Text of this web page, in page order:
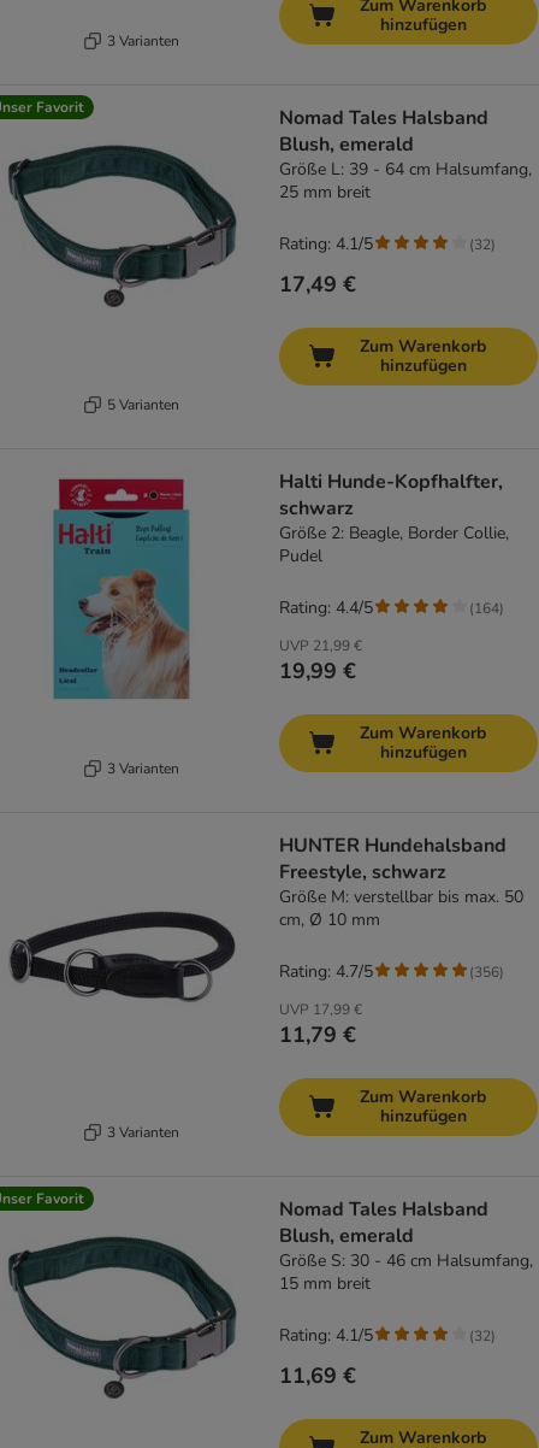
3 Varianten
Zum Warenkorb
hinzufügen
Favorit
5 Varianten
Nomad Tales Halsband
Blush, emerald
Größe L: 39 - 64 cm Halsumfang,
25 mm breit
17,49 €
Rating: 4.1/5 (32)
Zum Warenkorb
hinzufügen
3 Varianten
Halti Hunde-Kopfhalfter,
schwarz
Größe 2: Beagle, Border Collie,
Pudel
UVP 21,99 €
19,99 €
Rating: 4.4/5 (164)
Zum Warenkorb
hinzufügen
3 Varianten
HUNTER Hundehalsband
Freestyle, schwarz
Größe M: verstellbar bis max. 50
cm, Ø 10 mm
UVP 17,99 €
11,79 €
Rating: 4.7/5 (356)
Zum Warenkorb
hinzufügen
Favorit
Nomad Tales Halsband
Blush, emerald
Größe S: 30 - 46 cm Halsumfang,
15 mm breit
11,69 €
Rating: 4.1/5 (32)
Zum Warenkorb